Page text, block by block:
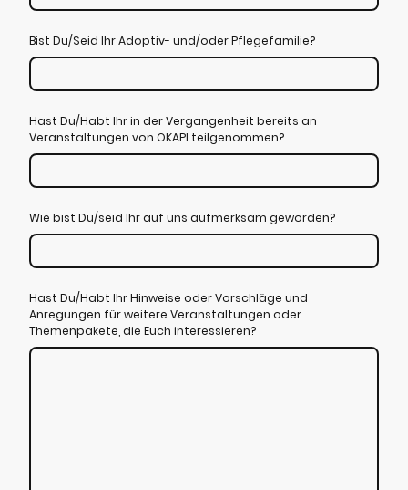
Bist Du/Seid Ihr Adoptiv- und/oder Pflegefamilie?
Hast Du/Habt Ihr in der Vergangenheit bereits an
Veranstaltungen von OKAPI teilgenommen?
Wie bist Du/seid Ihr auf uns aufmerksam geworden?
Hast Du/Habt Ihr Hinweise oder Vorschläge und
Anregungen für weitere Veranstaltungen oder
Themenpakete, die Euch interessieren?